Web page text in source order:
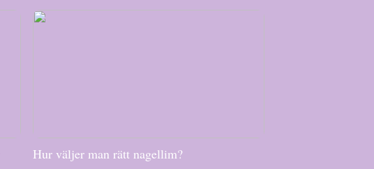
Hur väljer man rätt nagellim?